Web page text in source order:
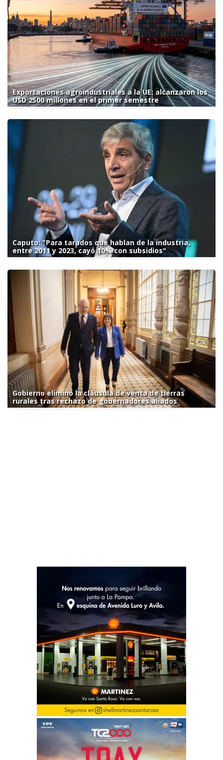
Exportaciones agroindustriales a la UE: alcanzaron los
USD 2500 millones en el primer semestre
Caputo: "Para tarados que hablan de la industria,
entre 2011 y 2023, cayó 10% con subsidios"
Gobierno eliminó la cláusula de venta de tierras
rurales tras rechazo de gobernadores aliados